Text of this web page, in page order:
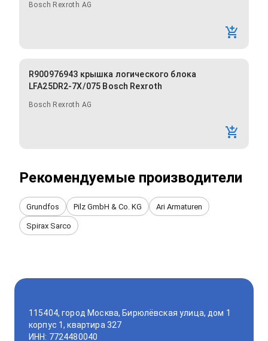
Bosch Rexroth AG
R900976943 крышка логического блока
LFA25DR2-7X/075 Bosch Rexroth
Bosch Rexroth AG
Рекомендуемые производители
Grundfos Pilz GmbH & Co. KG Ari Armaturen
Spirax Sarco
115404, город Москва, Бирюлёвская улица, дом 1
корпус 1, квартира 327
ИНН: 7724480040